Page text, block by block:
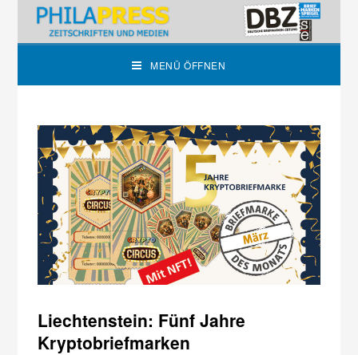
MENÜ ÖFFNEN
Liechtenstein: Fünf Jahre
Kryptobriefmarken